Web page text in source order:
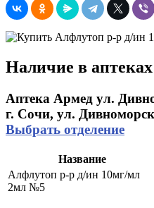
Наличие в аптеках
Аптека Армед ул.
г. Сочи, ул.
Выбрать отделение
Название
Алфлутоп р-р д/ин 10мг/мл
2мл №5